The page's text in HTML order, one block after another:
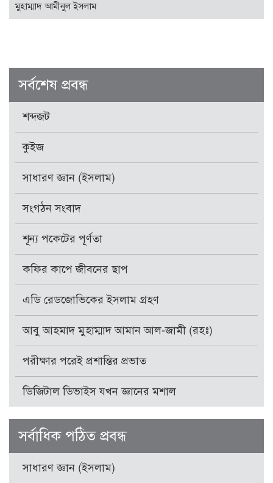
মুহাম্মাদ আমীনুল ইসলাম
সর্বশেষ প্রবন্ধ
শব্দজট
কুইজ
সাধারণ জ্ঞান (ইসলাম)
সংগঠন সংবাদ
শূন্য পকেটের পূর্ণতা
কফির কাপে জীবনের ছাপ
এডি রেডজোভিকের ইসলাম গ্রহণ
আবু আহমাদ মুহাম্মাদ আমান আল-জামী (রহঃ)
পরীক্ষার পরেই প্রশান্তির প্রভাত
ডিজিটাল ডিভাইস যখন জ্ঞানের মশাল
সর্বাধিক পঠিত প্রবন্ধ
সাধারণ জ্ঞান (ইসলাম)